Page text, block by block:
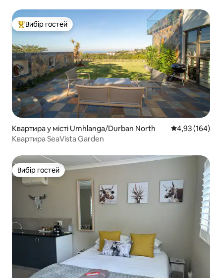
Топ вибір гостей
Вибір гостей
Квартира у місті Umhlanga/Durban North Середня
4,93 (164)
Квартира SeaVista Garden
Вибір гостей
Вибір гостей